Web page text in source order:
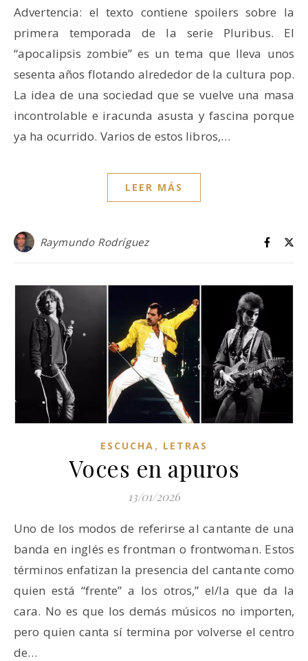
Advertencia: el texto contiene spoilers sobre la
primera temporada de la serie Pluribus. El
“apocalipsis zombie” es un tema que lleva unos
sesenta años flotando alrededor de la cultura pop.
La idea de una sociedad que se vuelve una masa
incontrolable e iracunda asusta y fascina porque
ya ha ocurrido. Varios de estos libros,…
LEER MÁS
Raymundo Rodríguez
ESCUCHA , LETRAS
Voces en apuros
13/01/2026
Uno de los modos de referirse al cantante de una
banda en inglés es frontman o frontwoman. Estos
términos enfatizan la presencia del cantante como
quien está “frente” a los otros,” el/la que da la
cara. No es que los demás músicos no importen,
pero quien canta sí termina por volverse el centro
de…